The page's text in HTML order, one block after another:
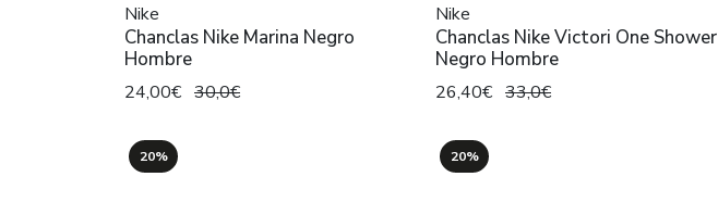
Nike
Chanclas Nike Marina Negro
Hombre
24,00€ 30,0€
Nike
Chanclas Nike Victori One Shower
Negro Hombre
26,40€ 33,0€
20% 20%